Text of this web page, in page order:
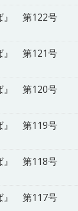
』 第122号
』 第121号
』 第120号
』 第119号
』 第118号
』 第117号